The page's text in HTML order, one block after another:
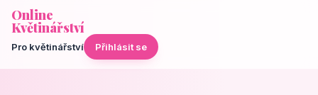
Online
Květinářství
Pro květinářství Přihlásit se